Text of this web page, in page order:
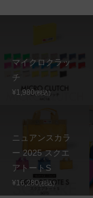
マイクロクラッ
チ
¥1,980(税込)
ニュアンスカラ
ー 2025 スクエ
アトートS
¥16,280(税込)